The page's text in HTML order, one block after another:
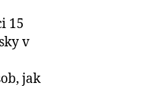
15
v
jak